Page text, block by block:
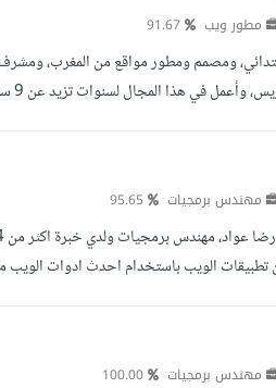
مطور ويب
ومصمم ومطور مواقع من المغرب،
مهندس برمجيات
مهندس برمجيات 100.00